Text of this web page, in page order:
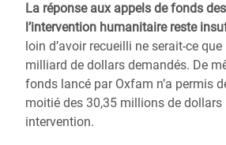
La réponse aux appels de fonds
l’intervention humanitaire reste
loin d’avoir recueilli ne serait-ce
milliard de dollars demandés. De
fonds lancé par Oxfam n’a permis
moitié des 30,35 millions de dollars
intervention.